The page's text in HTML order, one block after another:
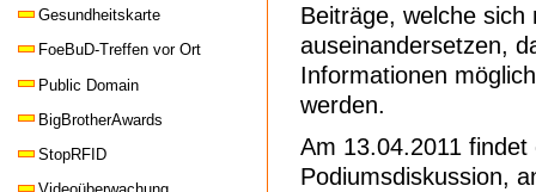
Gesundheitskarte
FoeBuD-Treffen vor Ort
Public Domain
BigBrotherAwards
StopRFID
Beiträge, welche
auseinandersetzen,
Informationen
werden.
Am 13.04.2011
Podiumsdiskussion,